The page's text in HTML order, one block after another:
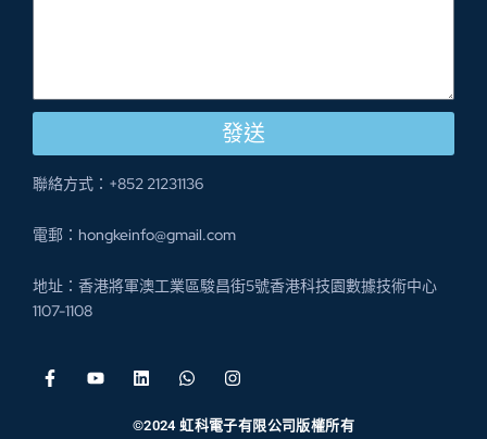
發送
聯絡方式：+852 21231136
電郵：hongkeinfo@gmail.com
地址：香港將軍澳工業區駿昌街5號香港科技園數據技術中心
1107-1108
©2024 虹科電子有限公司版權所有